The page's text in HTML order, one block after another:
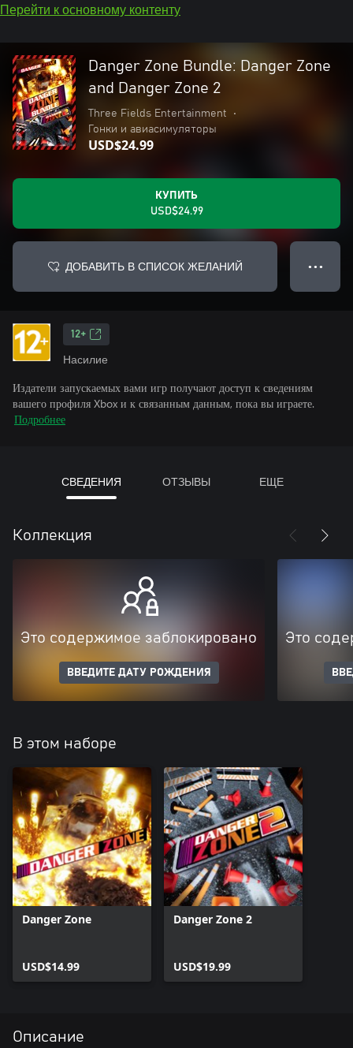
Перейти к основному контенту
Danger Zone Bundle: Danger Zone
and Danger Zone 2
Three Fields Entertainment
•
Гонки и авиасимуляторы
USD$24.99
КУПИТЬ
USD$24.99
ДОБАВИТЬ В СПИСОК ЖЕЛАНИЙ ● ● ●
12+
Насилие
Издатели запускаемых вами игр получают доступ к сведениям
вашего профиля Xbox и к связанным данным, пока вы играете.
Подробнее
СВЕДЕНИЯ ОТЗЫВЫ ЕЩЕ
Коллекция
Это содержимое заблокировано
ВВЕДИТЕ ДАТУ РОЖДЕНИЯ
Это
В этом наборе
Danger Zone
USD$14.99
Danger Zone 2
USD$19.99
Описание